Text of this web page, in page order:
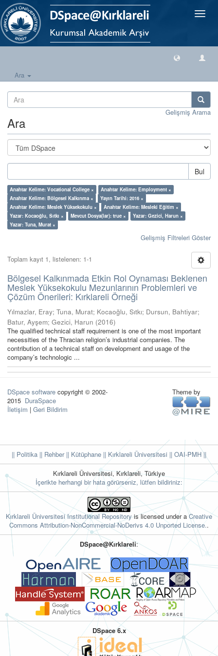
Geçiş
Ara
Gelişmiş Arama
Ara
Bul
Anahtar Kelime: Vocational College ×
Anahtar Kelime: Employment ×
Anahtar Kelime: Bölgesel Kalkınma ×
Yayın Tarihi: 2016 ×
Anahtar Kelime: Meslek Yüksekokulu ×
Anahtar Kelime: Mesleki Eğitim ×
Yazar: Kocaoğlu, Sıtkı ×
Mevcut Dosya(lar): true ×
Yazar: Gezici, Harun ×
Yazar: Tuna, Murat ×
Gelişmiş Filtreleri Göster
Toplam kayıt 1, listelenen: 1-1
Bölgesel Kalkınmada Etkin Rol Oynaması Beklenen
Meslek Yüksekokulu Mezunlarının Problemleri ve
Çözüm Önerileri: Kırklareli Örneği
Yılmazlar, Eray; Tuna, Murat; Kocaoğlu, Sıtkı; Dursun, Bahtiyar;
Batur, Ayşem; Gezici, Harun (2016)
The qualified technical staff requirement is one of the most important
necessities of the Thracian religion’s industrial companies. The
contribution of a technical staff on development and usage of the
company’s technologic ...
DSpace software copyright © 2002-
2015 DuraSpace
İletişim | Geri Bildirim
Theme by
|| Politika || Rehber|| Kütüphane || Kırklareli Üniversitesi || OAI-PMH ||
Kırklareli Üniversitesi, Kırklareli, Türkiye
İçerikte herhangi bir hata görürseniz, lütfen bildiriniz:
Kırklareli Üniversitesi Institutional Repositoryis licensed under aCreative
Commons Attribution-NonCommercial-NoDerivs 4.0 Unported License..
DSpace@Kırklareli:
DSpace 6.x